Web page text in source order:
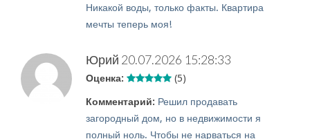
Никакой воды, только факты. Квартира
мечты теперь моя!
Юрий 20.07.2026 15:28:33
Оценка: (5)
Комментарий: Решил продавать
загородный дом, но в недвижимости я
полный ноль. Чтобы не нарваться на